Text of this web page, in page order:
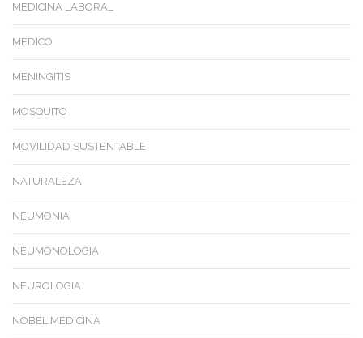
MEDICINA LABORAL
MEDICO
MENINGITIS
MOSQUITO
MOVILIDAD SUSTENTABLE
NATURALEZA
NEUMONIA
NEUMONOLOGIA
NEUROLOGIA
NOBEL MEDICINA